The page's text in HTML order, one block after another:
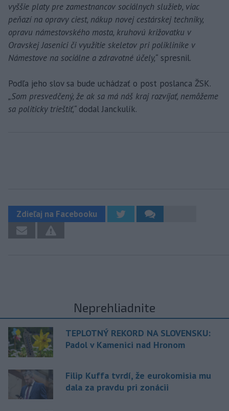
vyššie platy pre zamestnancov sociálnych služieb, viac
peňazí na opravy ciest, nákup novej cestárskej techniky,
opravu námestovského mosta, kruhovú križovatku v
Oravskej Jasenici či využitie skeletov pri poliklinike v
Námestove na sociálne a zdravotné účely,“ spresnil.
Podľa jeho slov sa bude uchádzať o post poslanca ŽSK.
„Som presvedčený, že ak sa má náš kraj rozvíjať, nemôžeme
sa politicky trieštiť,“ dodal Janckulík.
Zdieľaj na Facebooku
Neprehliadnite
TEPLOTNÝ REKORD NA SLOVENSKU:
Padol v Kamenici nad Hronom
Filip Kuffa tvrdí, že eurokomisia mu
dala za pravdu pri zonácii